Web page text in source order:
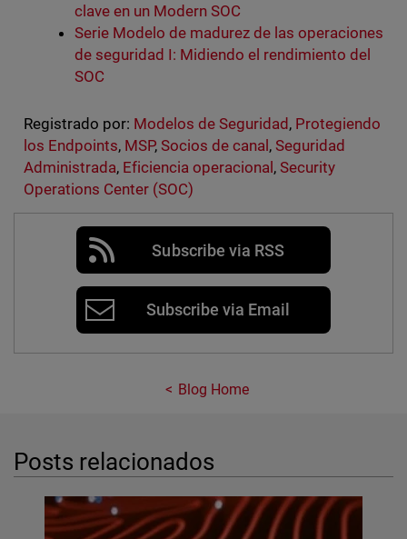
clave en un Modern SOC
Serie Modelo de madurez de las operaciones
de seguridad I: Midiendo el rendimiento del
SOC
Registrado por: Modelos de Seguridad , Protegiendo
los Endpoints, MSP, Socios de canal ,Seguridad
Administrada, Eficiencia operacional ,Security
Operations Center (SOC)
Subscribe via RSS
Subscribe via Email
Blog Home
Posts relacionados